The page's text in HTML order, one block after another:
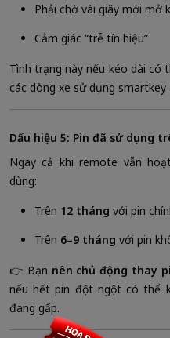
Phải chờ vài giây mới mở
Cảm giác “trễ tín hiệu”
Tình trạng này nếu kéo dài có
các dòng xe sử dụng smartkey
Dấu hiệu 5: Pin đã sử dụng
Ngay cả khi remote vẫn
dùng:
Trên 12 tháng với pin
Trên 6–9 tháng với pin
👉 Bạn nên chủ động thay
nếu hết pin đột ngột có thể
đang gấp.